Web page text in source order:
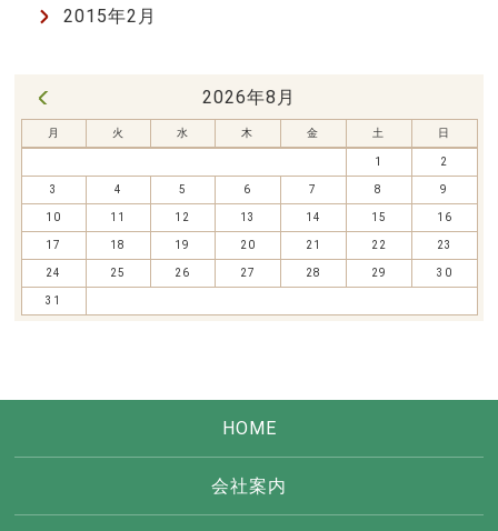
2015年2月
2026年8月
月 火 水 木 金 土 日
1 2
3 4 5 6 7 8 9
10 11 12 13 14 15 16
17 18 19 20 21 22 23
24 25 26 27 28 29 30
31
HOME
会社案内